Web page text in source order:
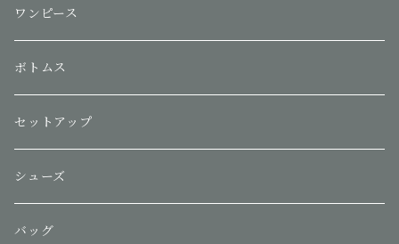
ワンピース
ボトムス
セットアップ
シューズ
バッグ